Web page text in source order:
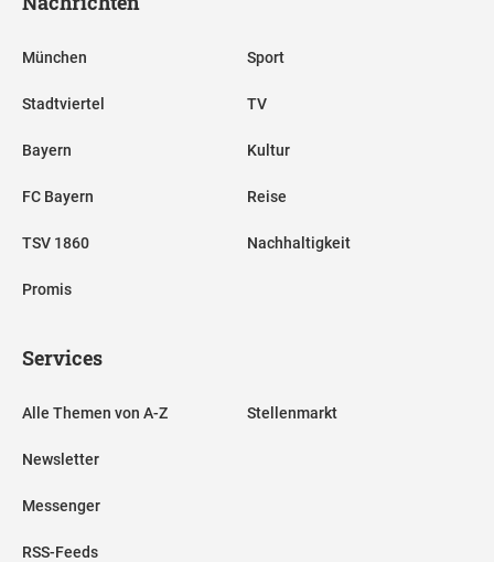
München
Stadtviertel
Bayern
FC Bayern
TSV 1860
Promis
Sport
TV
Kultur
Reise
Nachhaltigkeit
Services
Alle Themen von A-Z
Newsletter
Messenger
RSS-Feeds
Stellenmarkt